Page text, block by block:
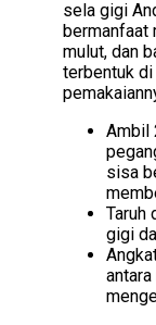
sela gigi
bermanfaat
mulut, dan
terbentuk
Ambil
sisa
Taruh
gigi